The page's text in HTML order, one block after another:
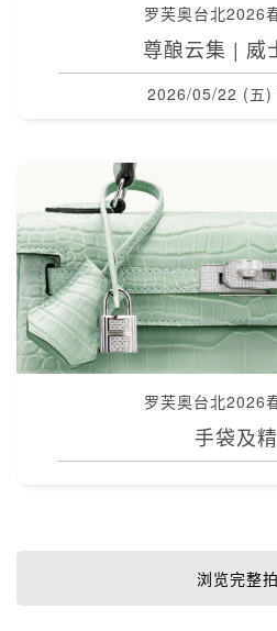
罗芙奥台北2026
尊酿云集 | 威
2026/05/22 (五)
罗芙奥台北2026
手袋及
浏览完整